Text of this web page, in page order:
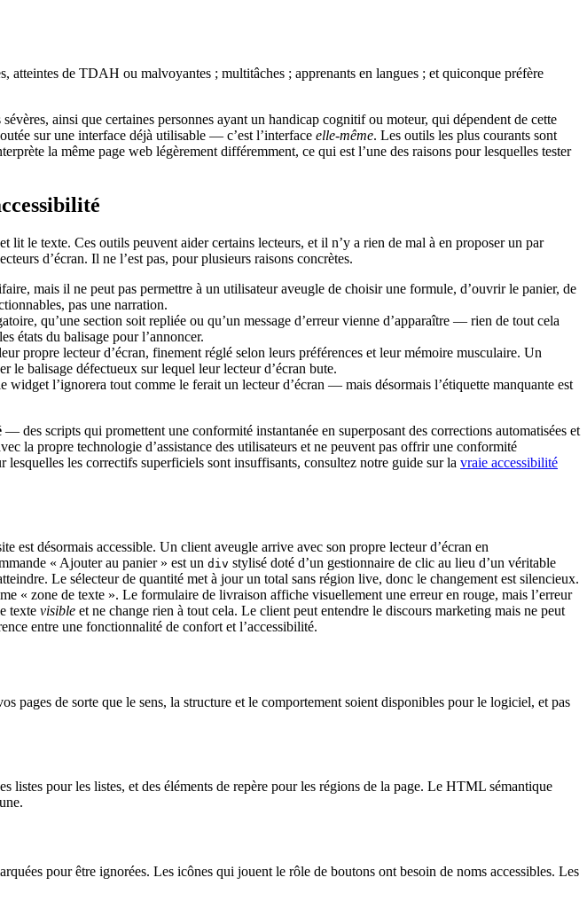
de TDAH ou malvoyantes ; multitâches ; apprenants en langues ; et quiconque préfère
ainsi que certaines personnes ayant un handicap cognitif ou moteur, qui dépendent de cette
sur une interface déjà utilisable — c’est l’interface elle-même. Les outils les plus courants sont
la même page web légèrement différemment, ce qui est l’une des raisons pour lesquelles tester
le texte. Ces outils peuvent aider certains lecteurs, et il n’y a rien de mal à en proposer un par
d’écran. Il ne l’est pas, pour plusieurs raisons concrètes.
mais il ne peut pas permettre à un utilisateur aveugle de choisir une formule, d’ouvrir le panier, de
pas une narration.
qu’une section soit repliée ou qu’un message d’erreur vienne d’apparaître — rien de tout cela
états du balisage pour l’annoncer.
propre lecteur d’écran, finement réglé selon leurs préférences et leur mémoire musculaire. Un
le balisage défectueux sur lequel leur lecteur d’écran bute.
widget l’ignorera tout comme le ferait un lecteur d’écran — mais désormais l’étiquette manquante est
— des scripts qui promettent une conformité instantanée en superposant des corrections automatisées et
la propre technologie d’assistance des utilisateurs et ne peuvent pas offrir une conformité
les correctifs superficiels sont insuffisants, consultez notre guide sur la vraie accessibilité
désormais accessible. Un client aveugle arrive avec son propre lecteur d’écran en
« Ajouter au panier » est un div stylisé doté d’un gestionnaire de clic au lieu d’un véritable
Le sélecteur de quantité met à jour un total sans région live, donc le changement est silencieux.
« zone de texte ». Le formulaire de livraison affiche visuellement une erreur en rouge, mais l’erreur
texte visible et ne change rien à tout cela. Le client peut entendre le discours marketing mais ne peut
entre une fonctionnalité de confort et l’accessibilité.
pages de sorte que le sens, la structure et le comportement soient disponibles pour le logiciel, et pas
listes pour les listes, et des éléments de repère pour les régions de la page. Le HTML sémantique
pour être ignorées. Les icônes qui jouent le rôle de boutons ont besoin de noms accessibles. Les